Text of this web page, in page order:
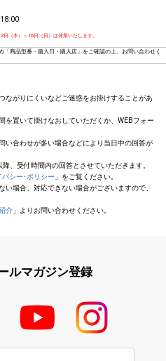
（木）～16日（日）は休業いたします。
商品型番・購入日・購入店」をご確認の上、お問い合わせく
ながりにくいなどご迷惑をお掛けすることがあ
を置いて掛けなおしていただくか、WEBフォー
い合わせが多い場合などにより当日中の回答が
、受付時間内の回答とさせていただきます。
バシー･ポリシー 」をご覧ください。
場合、対応できない場合がございますので、
介 」よりお問い合わせください。
ルマガジン登録